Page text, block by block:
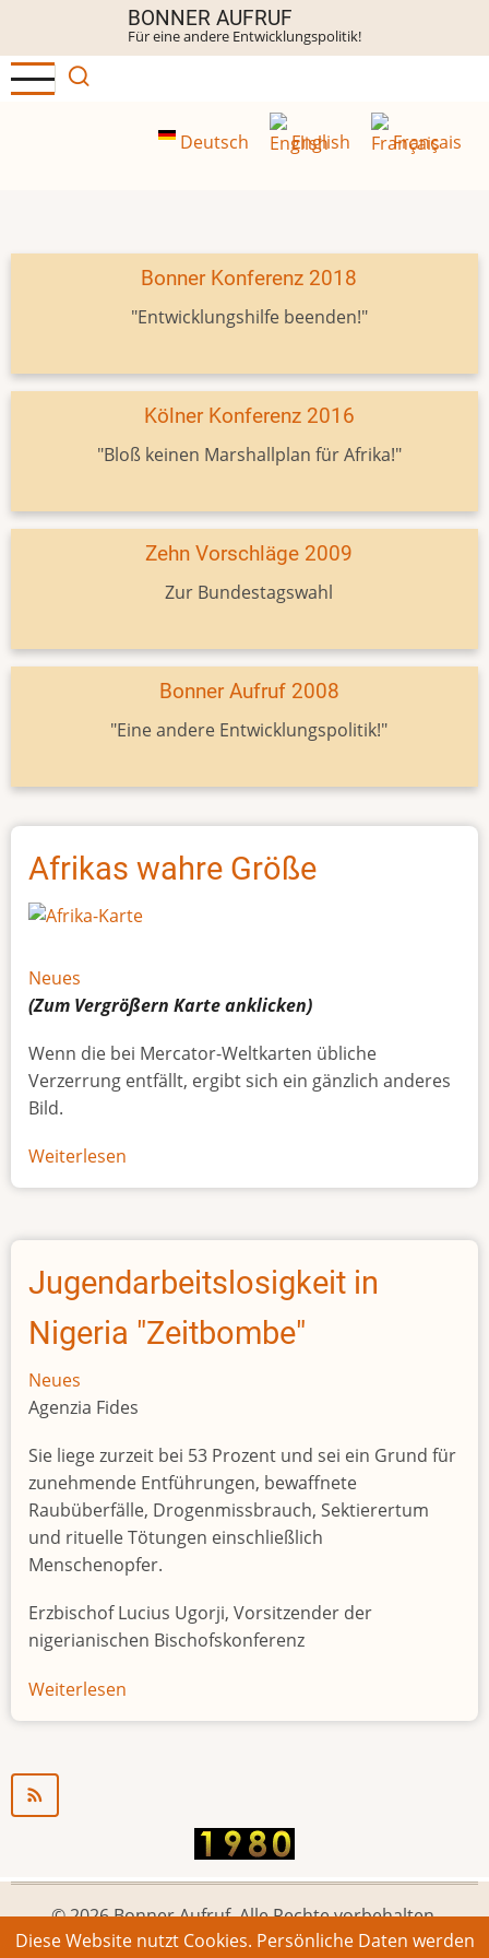
Inhalt
BONNER AUFRUF
Für eine andere Entwicklungspolitik!
Deutsch English Français
Bonner Konferenz 2018
"Entwicklungshilfe beenden!"
Kölner Konferenz 2016
"Bloß keinen Marshallplan für Afrika!"
Zehn Vorschläge 2009
Zur Bundestagswahl
Bonner Aufruf 2008
"Eine andere Entwicklungspolitik!"
Afrikas wahre Größe
Neues
(Zum Vergrößern Karteanklicken)
Wenn die bei Mercator-Weltkarten übliche
Verzerrung entfällt, ergibt sich ein gänzlich anderes
Bild.
Weiterlesen
Afrikas
Größe
Jugendarbeitslosigkeit in
Nigeria "Zeitbombe"
Neues
Agenzia Fides
Sie liege zurzeit bei 53 Prozent und sei ein Grund für
zunehmende Entführungen, bewaffnete
Raubüberfälle, Drogenmissbrauch, Sektierertum
und rituelle Tötungen einschließlich
Menschenopfer.
Erzbischof Lucius Ugorji, Vorsitzender der
nigerianischen Bischofskonferenz
Weiterlesen
Jugendarbeitslosigkeit
© 2026 Bonner Aufruf. Alle Rechte vorbehalten.
Diese Website nutzt Cookies. Persönliche Daten werden